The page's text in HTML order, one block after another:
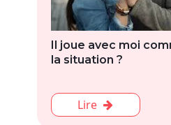
Il joue avec moi
la situation ?
Lire